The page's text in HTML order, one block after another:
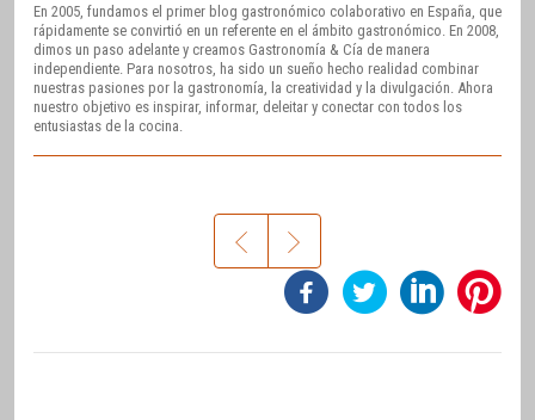
En 2005, fundamos el primer blog gastronómico colaborativo en España, que
rápidamente se convirtió en un referente en el ámbito gastronómico. En 2008,
dimos un paso adelante y creamos Gastronomía & Cía de manera
independiente. Para nosotros, ha sido un sueño hecho realidad combinar
nuestras pasiones por la gastronomía, la creatividad y la divulgación. Ahora
nuestro objetivo es inspirar, informar, deleitar y conectar con todos los
entusiastas de la cocina.